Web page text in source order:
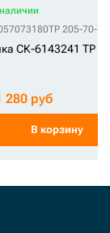
TP 205-70-
СК-6143241 TP
280 руб
В корзину